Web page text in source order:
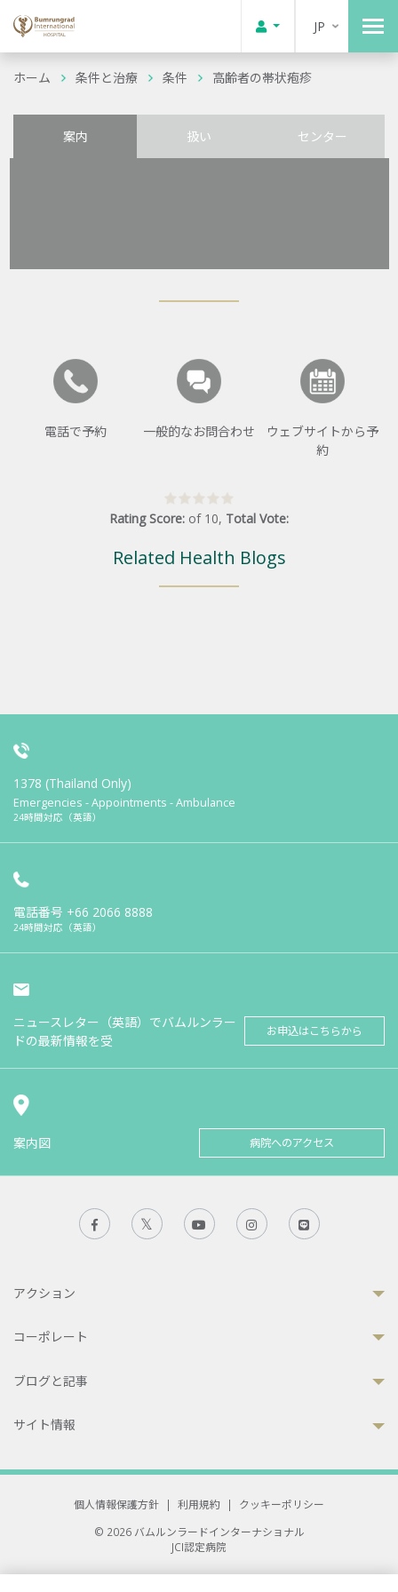
JP
ホーム 条件と治療 条件 高齢者の帯状疱疹
案内 扱い センター
電話で予約 一般的なお問合わせ
ウェブサイトから予
約
Rating Score: of 10, Total Vote:
Related Health Blogs
1378 (Thailand Only)
Emergencies - Appointments - Ambulance
24時間対応（英語）
電話番号 +66 2066 8888
24時間対応（英語）
ニュースレター（英語）でバムルンラー
ドの最新情報を受
お申込はこちらから
案内図 病院へのアクセス
アクション
コーポレート
ブログと記事
サイト情報
個人情報保護方針 | 利用規約 |
クッキーポリシー
© 2026 バムルンラードインターナショナル
JCI認定病院